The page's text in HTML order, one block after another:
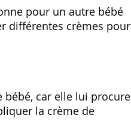
pour un autre bébé
différentes crèmes pour
car elle lui procure
la crème de